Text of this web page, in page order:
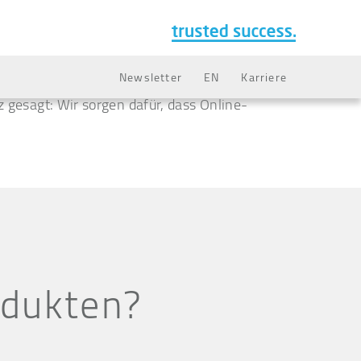
Newsletter EN Karriere
AG. Wir bieten unseren Kunden innovative
Wir sorgen dafür, dass Online-